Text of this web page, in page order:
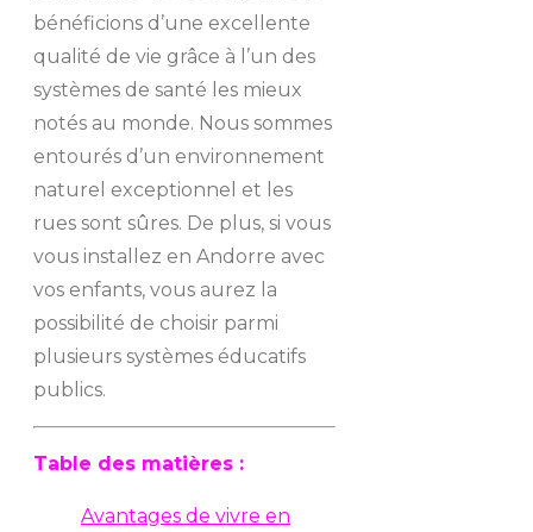
bénéficions d’une excellente
qualité de vie grâce à l’un des
systèmes de santé les mieux
notés au monde. Nous sommes
entourés d’un environnement
naturel exceptionnel et les
rues sont sûres. De plus, si vous
vous installez en Andorre avec
vos enfants, vous aurez la
possibilité de choisir parmi
plusieurs systèmes éducatifs
publics.
Table des matières :
Avantages de vivre en